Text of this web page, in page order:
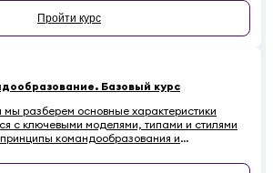
курс для вас.
Пройти курс
Базовый курс
мы разберем основные характеристики
с ключевыми моделями, типами и стилями
командообразования и